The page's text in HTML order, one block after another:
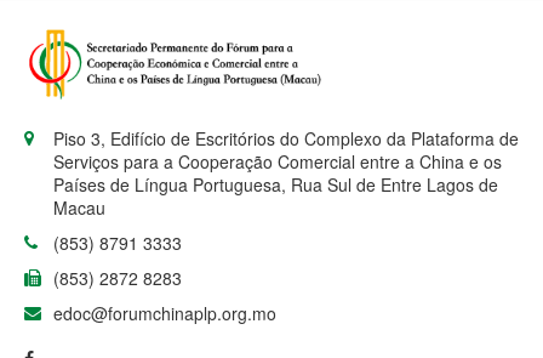
Piso 3, Edifício de Escritórios do Complexo da Plataforma de
Serviços para a Cooperação Comercial entre a China e os
Países de Língua Portuguesa, Rua Sul de Entre Lagos de
Macau
(853) 8791 3333
(853) 2872 8283
edoc@forumchinaplp.org.mo